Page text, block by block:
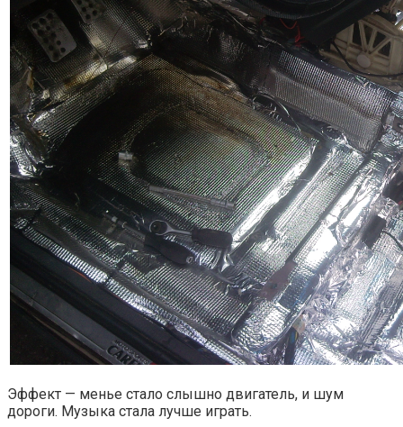
Эффект — менье стало слышно двигатель, и шум
дороги. Музыка стала лучше играть.